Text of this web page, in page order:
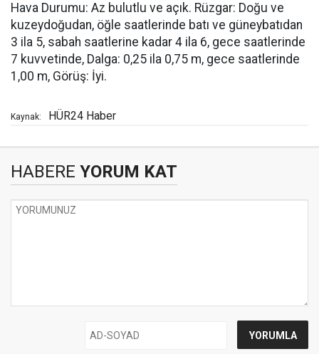
Hava Durumu: Az bulutlu ve açık. Rüzgar: Doğu ve
kuzeydoğudan, öğle saatlerinde batı ve güneybatıdan
3 ila 5, sabah saatlerine kadar 4 ila 6, gece saatlerinde
7 kuvvetinde, Dalga: 0,25 ila 0,75 m, gece saatlerinde
1,00 m, Görüş: İyi.
Kaynak: HÜR24 Haber
HABERE YORUM KAT